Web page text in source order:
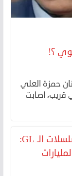
؟!
حمزة العلي
اصابت
خلف كواليس مسلسلات الـ GL: